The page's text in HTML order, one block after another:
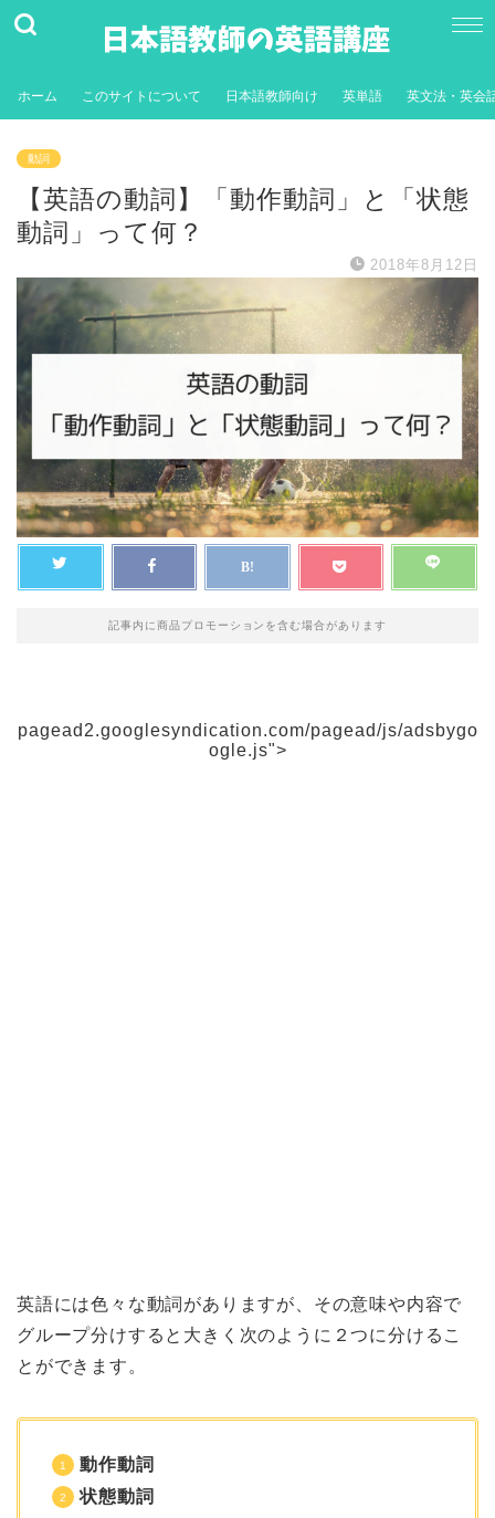
ホーム このサイトについて 日本語教師向け 英単語 英文法・英会
動詞
【英語の動詞】「動作動詞」と「状態
動詞」って何？
2018年8月12日
記事内に商品プロモーションを含む場合があります
pagead2.googlesyndication.com/pagead/js/adsbygo
ogle.js">
英語には色々な動詞がありますが、その意味や内容で
グループ分けすると大きく次のように２つに分けるこ
とができます。
動作動詞
状態動詞